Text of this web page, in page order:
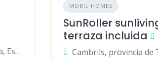
Cambrils, provincia de Tarragona, España
MOBIL HOMES
SunRoller
terraza incluida